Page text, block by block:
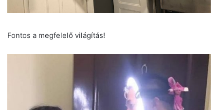
Fontos a megfelelő világítás!